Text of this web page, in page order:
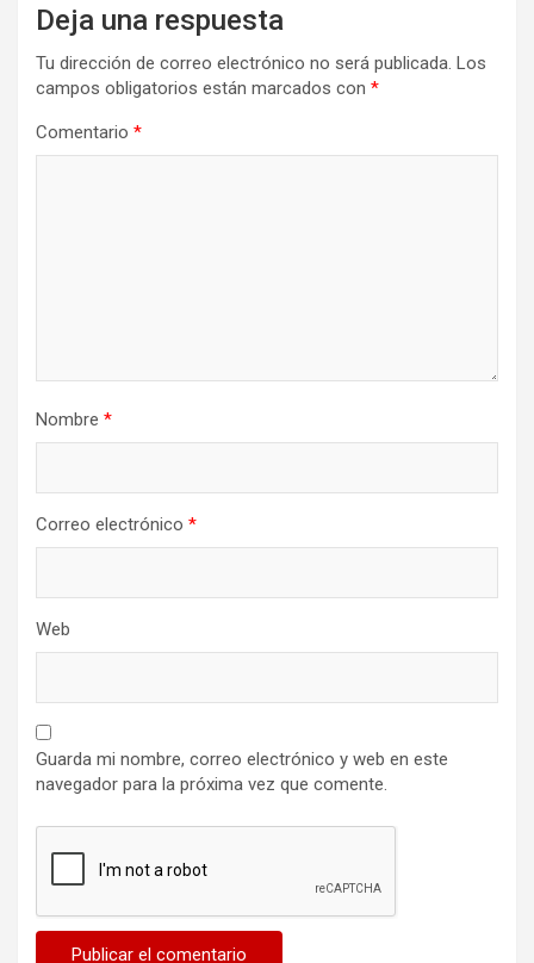
Deja una respuesta
Tu dirección de correo electrónico no será publicada. Los
campos obligatorios están marcados con *
Comentario *
Nombre *
Correo electrónico *
Web
Guarda mi nombre, correo electrónico y web en este
navegador para la próxima vez que comente.